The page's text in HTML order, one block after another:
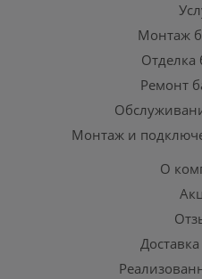
Монтаж
Отделка
Ремонт
Монтаж и
О